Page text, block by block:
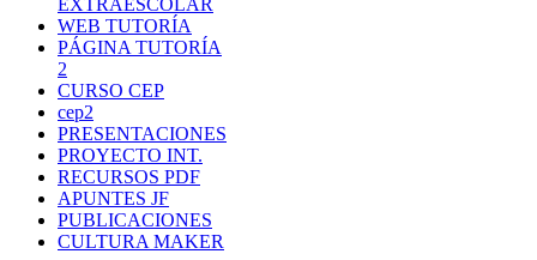
EXTRAESCOLAR
WEB TUTORÍA
PÁGINA TUTORÍA
2
CURSO CEP
cep2
PRESENTACIONES
PROYECTO INT.
RECURSOS PDF
APUNTES JF
PUBLICACIONES
CULTURA MAKER